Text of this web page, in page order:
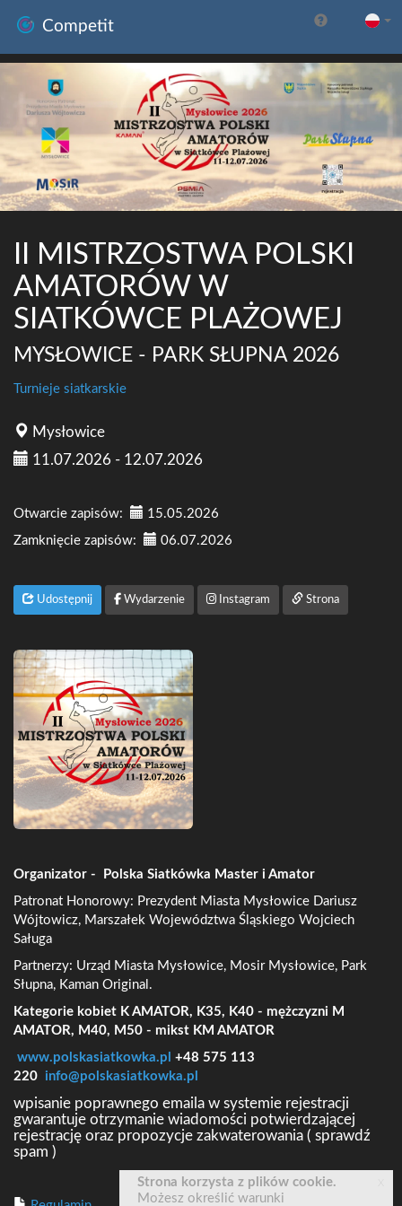
Competit
II MISTRZOSTWA POLSKI
AMATORÓW W
SIATKÓWCE PLAŻOWEJ
MYSŁOWICE - PARK SŁUPNA 2026
Turnieje siatkarskie
Mysłowice
11.07.2026 - 12.07.2026
Otwarcie zapisów:
15.05.2026
Zamknięcie zapisów:
06.07.2026
Udostępnij Wydarzenie Instagram Strona
Organizator - Polska Siatkówka Master i Amator
Patronat Honorowy: Prezydent Miasta Mysłowice Dariusz
Wójtowicz, Marszałek Województwa Śląskiego Wojciech
Saługa
Partnerzy: Urząd Miasta Mysłowice, Mosir Mysłowice, Park
Słupna, Kaman Original.
Kategorie kobiet K AMATOR, K35, K40 - mężczyzni M
AMATOR, M40, M50 - mikst KM AMATOR
www.polskasiatkowka.pl +48 575 113
220 info@polskasiatkowka.pl
wpisanie poprawnego emaila w systemie rejestracji
gwarantuje otrzymanie wiadomości potwierdzającej
rejestrację oraz propozycje zakwaterowania ( sprawdź
spam )
Strona korzysta z plików cookie.
Możesz określić warunki